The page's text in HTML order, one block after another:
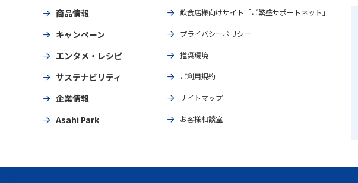
商品情報
キャンペーン
エンタメ・レシピ
サステナビリティ
企業情報
Asahi Park
飲食店様向けサイト「ご繁盛サポートネット」
プライバシーポリシー
推奨環境
ご利用規約
サイトマップ
お客様相談室